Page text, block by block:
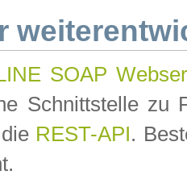
SOAP
Schnittstelle zu
REST-API.